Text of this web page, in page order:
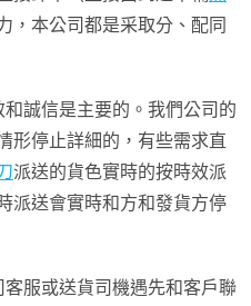
，本公司都是采取分、配同
和誠信是主要的。我們公司的
形停止詳細的，有些需求直
派送的貨色實時的按時效派
派送會實時和方和發貨方停
客服或送貨司機遇先和客戶聯